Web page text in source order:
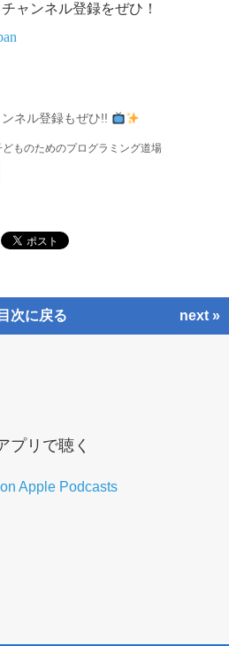
ャンネル登録をぜひ！
ネル登録もぜひ!!
目次に戻る next »
プリで聴く